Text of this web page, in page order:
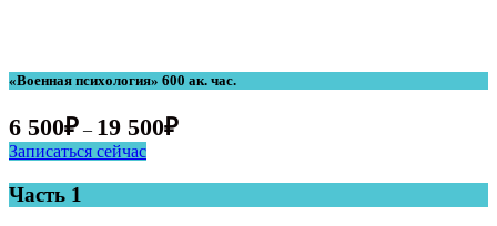
«Военная психология» 600 ак. час.
6 500₽ – 19 500₽
Записаться сейчас
Часть 1